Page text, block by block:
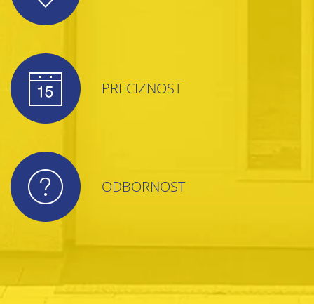
PRECIZNOST
ODBORNOST